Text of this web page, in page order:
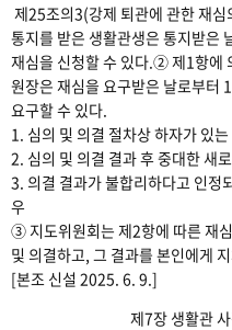
제25조의3(강제 퇴관에 관한 재
통지를 받은 생활관생은 통지받은
재심을 신청할 수 있다.② 제1항에
원장은 재심을 요구받은 날로부터
요구할 수 있다.
1. 심의 및 의결 절차상 하자가 있
2. 심의 및 의결 결과 후 중대한 새
3. 의결 결과가 불합리하다고 인정
우
③ 지도위원회는 제2항에 따른 재
및 의결하고, 그 결과를 본인에게
[본조 신설 2025. 6. 9.]
제7장 생활관